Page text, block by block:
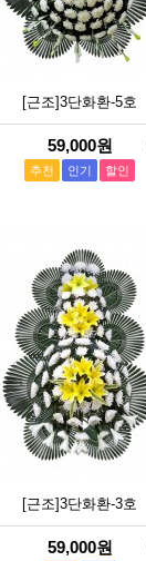
[근조]3단화환-5호
59,000원
추천 인기 할인
[근조]3단화환-3호
59,000원